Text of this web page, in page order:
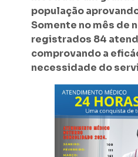
população
Somente no mês de
registrados 84
comprovando a
necessidade do